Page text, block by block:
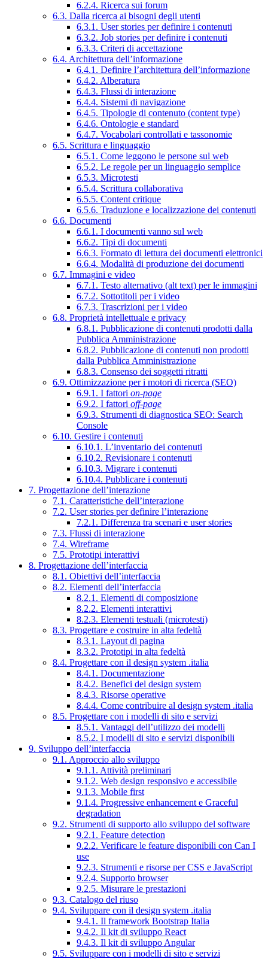
6.2.4. Ricerca sui forum
6.3. Dalla ricerca ai bisogni degli utenti
6.3.1. User stories per definire i contenuti
6.3.2. Job stories per definire i contenuti
6.3.3. Criteri di accettazione
6.4. Architettura dell’informazione
6.4.1. Definire l’architettura dell’informazione
6.4.2. Alberatura
6.4.3. Flussi di interazione
6.4.4. Sistemi di navigazione
6.4.5. Tipologie di contenuto (content type)
6.4.6. Ontologie e standard
6.4.7. Vocabolari controllati e tassonomie
6.5. Scrittura e linguaggio
6.5.1. Come leggono le persone sul web
6.5.2. Le regole per un linguaggio semplice
6.5.3. Microtesti
6.5.4. Scrittura collaborativa
6.5.5. Content critique
6.5.6. Traduzione e localizzazione dei contenuti
6.6. Documenti
6.6.1. I documenti vanno sul web
6.6.2. Tipi di documenti
6.6.3. Formato di lettura dei documenti elettronici
6.6.4. Modalità di produzione dei documenti
6.7. Immagini e video
6.7.1. Testo alternativo (alt text) per le immagini
6.7.2. Sottotitoli per i video
6.7.3. Trascrizioni per i video
6.8. Proprietà intellettuale e privacy
6.8.1. Pubblicazione di contenuti prodotti dalla
Pubblica Amministrazione
6.8.2. Pubblicazione di contenuti non prodotti
dalla Pubblica Amministrazione
6.8.3. Consenso dei soggetti ritratti
6.9. Ottimizzazione per i motori di ricerca (SEO)
6.9.1. I fattori on-page
6.9.2. I fattori off-page
6.9.3. Strumenti di diagnostica SEO: Search
Console
6.10. Gestire i contenuti
6.10.1. L’inventario dei contenuti
6.10.2. Revisionare i contenuti
6.10.3. Migrare i contenuti
6.10.4. Pubblicare i contenuti
7. Progettazione dell’interazione
7.1. Caratteristiche dell’interazione
7.2. User stories per definire l’interazione
7.2.1. Differenza tra scenari e user stories
7.3. Flussi di interazione
7.4. Wireframe
7.5. Prototipi interattivi
8. Progettazione dell’interfaccia
8.1. Obiettivi dell’interfaccia
8.2. Elementi dell’interfaccia
8.2.1. Elementi di composizione
8.2.2. Elementi interattivi
8.2.3. Elementi testuali (microtesti)
8.3. Progettare e costruire in alta fedeltà
8.3.1. Layout di pagina
8.3.2. Prototipi in alta fedeltà
8.4. Progettare con il design system .italia
8.4.1. Documentazione
8.4.2. Benefici del design system
8.4.3. Risorse operative
8.4.4. Come contribuire al design system .italia
8.5. Progettare con i modelli di sito e servizi
8.5.1. Vantaggi dell’utilizzo dei modelli
8.5.2. I modelli di sito e servizi disponibili
9. Sviluppo dell’interfaccia
9.1. Approccio allo sviluppo
9.1.1. Attività preliminari
9.1.2. Web design responsivo e accessibile
9.1.3. Mobile first
9.1.4. Progressive enhancement e Graceful
degradation
9.2. Strumenti di supporto allo sviluppo del software
9.2.1. Feature detection
9.2.2. Verificare le feature disponibili con Can I
use
9.2.3. Strumenti e risorse per CSS e JavaScript
9.2.4. Supporto browser
9.2.5. Misurare le prestazioni
9.3. Catalogo del riuso
9.4. Sviluppare con il design system .italia
9.4.1. Il framework Bootstrap Italia
9.4.2. Il kit di sviluppo React
9.4.3. Il kit di sviluppo Angular
9.5. Sviluppare con i modelli di sito e servizi